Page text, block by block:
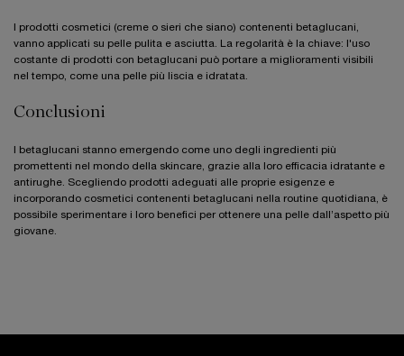
I prodotti cosmetici (creme o sieri che siano) contenenti betaglucani,
vanno applicati su pelle pulita e asciutta. La regolarità è la chiave: l'uso
costante di prodotti con betaglucani può portare a miglioramenti visibili
nel tempo, come una pelle più liscia e idratata.
Conclusioni
I betaglucani stanno emergendo come uno degli ingredienti più
promettenti nel mondo della skincare, grazie alla loro efficacia idratante e
antirughe. Scegliendo prodotti adeguati alle proprie esigenze e
incorporando cosmetici contenenti betaglucani nella routine quotidiana, è
possibile sperimentare i loro benefici per ottenere una pelle dall’aspetto più
giovane.